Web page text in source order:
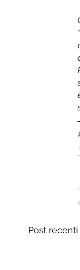
Post recenti